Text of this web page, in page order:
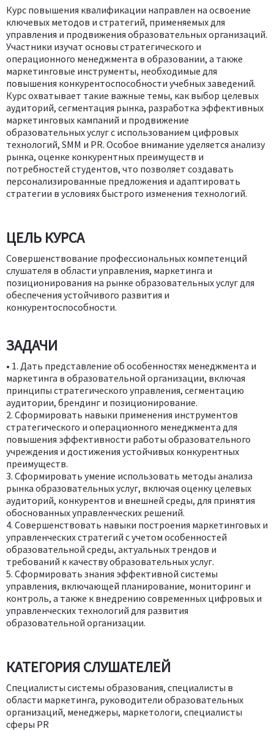
Курс повышения квалификации направлен на освоение
ключевых методов и стратегий, применяемых для
управления и продвижения образовательных организаций.
Участники изучат основы стратегического и
операционного менеджмента в образовании, а также
маркетинговые инструменты, необходимые для
повышения конкурентоспособности учебных заведений.
Курс охватывает такие важные темы, как выбор целевых
аудиторий, сегментация рынка, разработка эффективных
маркетинговых кампаний и продвижение
образовательных услуг с использованием цифровых
технологий, SMM и PR. Особое внимание уделяется анализу
рынка, оценке конкурентных преимуществ и
потребностей студентов, что позволяет создавать
персонализированные предложения и адаптировать
стратегии в условиях быстрого изменения технологий.
ЦЕЛЬ КУРСА
Совершенствование профессиональных компетенций
слушателя в области управления, маркетинга и
позиционирования на рынке образовательных услуг для
обеспечения устойчивого развития и
конкурентоспособности.
ЗАДАЧИ
• 1. Дать представление об особенностях менеджмента и
маркетинга в образовательной организации, включая
принципы стратегического управления, сегментацию
аудитории, брендинг и позиционирование.
2. Сформировать навыки применения инструментов
стратегического и операционного менеджмента для
повышения эффективности работы образовательного
учреждения и достижения устойчивых конкурентных
преимуществ.
3. Сформировать умение использовать методы анализа
рынка образовательных услуг, включая оценку целевых
аудиторий, конкурентов и внешней среды, для принятия
обоснованных управленческих решений.
4. Совершенствовать навыки построения маркетинговых и
управленческих стратегий с учетом особенностей
образовательной среды, актуальных трендов и
требований к качеству образовательных услуг.
5. Сформировать знания эффективной системы
управления, включающей планирование, мониторинг и
контроль, а также к внедрению современных цифровых и
управленческих технологий для развития
образовательной организации.
КАТЕГОРИЯ СЛУШАТЕЛЕЙ
Специалисты системы образования, специалисты в
области маркетинга, руководители образовательных
организаций, менеджеры, маркетологи, специалисты
сферы PR